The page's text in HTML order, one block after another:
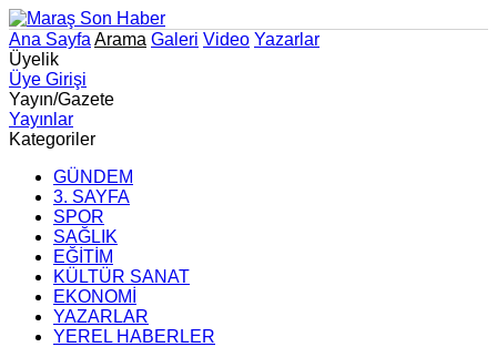
Ana Sayfa Arama Galeri Video Yazarlar
Üyelik
Üye Girişi
Yayın/Gazete
Yayınlar
Kategoriler
GÜNDEM
3. SAYFA
SPOR
SAĞLIK
EĞİTİM
KÜLTÜR SANAT
EKONOMİ
YAZARLAR
YEREL HABERLER